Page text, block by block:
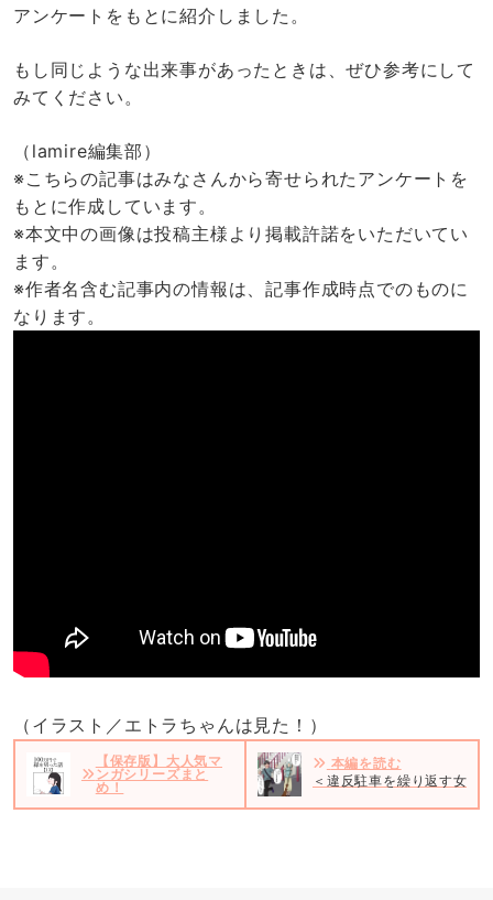
アンケートをもとに紹介しました。
もし同じような出来事があったときは、ぜひ参考にして
みてください。
（lamire編集部）
※こちらの記事はみなさんから寄せられたアンケートを
もとに作成しています。
※本文中の画像は投稿主様より掲載許諾をいただいてい
ます。
※作者名含む記事内の情報は、記事作成時点でのものに
なります。
（イラスト／エトラちゃんは見た！）
【保存版】大人気マ
ンガシリーズまと
め！
本編を読む
＜違反駐車を繰り返す女＞